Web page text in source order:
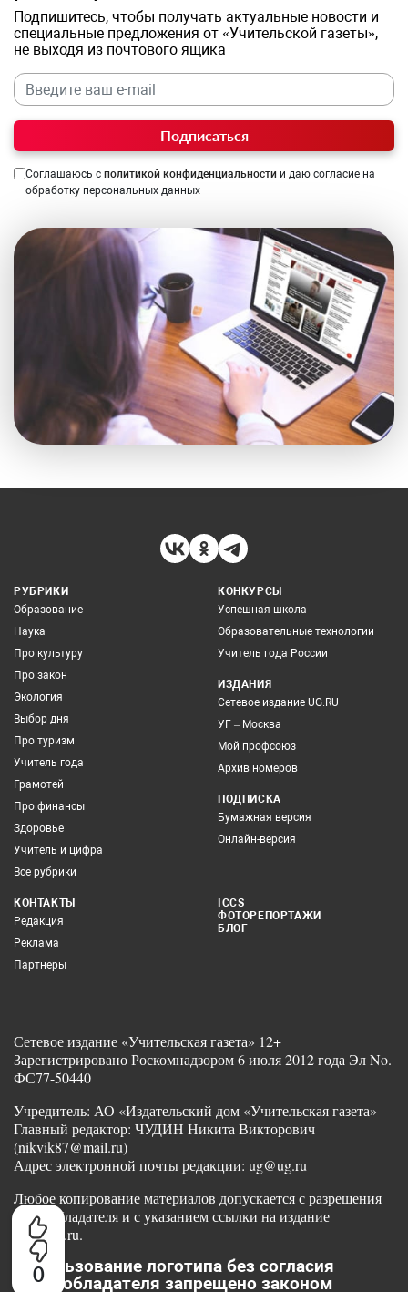
0
Подпишитесь, чтобы получать актуальные новости и
специальные предложения от «Учительской газеты»,
не выходя из почтового ящика
Подписаться
Соглашаюсь с политикой конфиденциальности и даю согласие на
обработку персональных данных
РУБРИКИ
Образование
Наука
Про культуру
Про закон
Экология
Выбор дня
Про туризм
Учитель года
Грамотей
Про финансы
Здоровье
Учитель и цифра
Все рубрики
КОНКУРСЫ
Успешная школа
Образовательные технологии
Учитель года России
ИЗДАНИЯ
Сетевое издание UG.RU
УГ – Москва
Мой профсоюз
Архив номеров
ПОДПИСКА
Бумажная версия
Онлайн-версия
КОНТАКТЫ
Редакция
Реклама
Партнеры
ICCS
ФОТОРЕПОРТАЖИ
БЛОГ
Сетевое издание «Учительская газета» 12+
Зарегистрировано Роскомнадзором 6 июля 2012 года Эл No.
ФС77-50440
Учредитель: АО «Издательский дом «Учительская газета»
Главный редактор: ЧУДИН Никита Викторович
(nikvik87@mail.ru)
Адрес электронной почты редакции: ug@ug.ru
Любое копирование материалов допускается с разрешения
правообладателя и с указанием ссылки на издание
www.ug.ru.
Использование логотипа без согласия
правообладателя запрещено законом